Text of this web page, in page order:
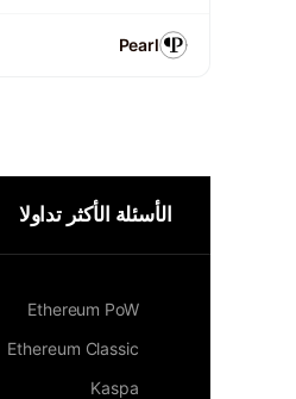
Pearl
الأسئلة الأكثر تداولا
Ethereum PoW
Ethereum Classic
Kaspa